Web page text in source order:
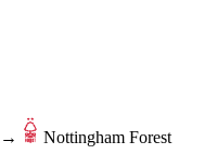
→
Nottingham Forest